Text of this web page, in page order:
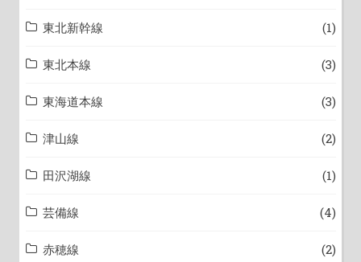
東北新幹線 (1)
東北本線 (3)
東海道本線 (3)
津山線 (2)
田沢湖線 (1)
芸備線 (4)
赤穂線 (2)